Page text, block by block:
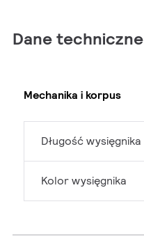
Dane techniczne
Mechanika i korpus
Długość wysięgnika
Kolor wysięgnika